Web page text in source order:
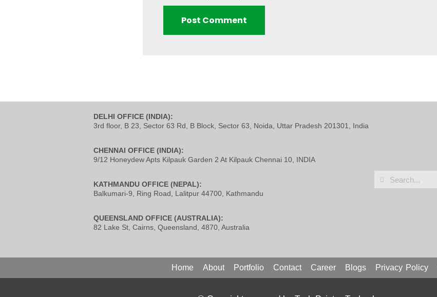
DELHI OFFICE (INDIA):
3rd floor, B 23, Sector 63 Rd, B Block, Sector 63, Noida, Uttar Pradesh 201301, India
CHENNAI OFFICE (INDIA):
9/12 Honeydew Apts Kilpauk Garden 2 At Kilpauk Chennai 10, INDIA
KATHMANDU OFFICE (NEPAL):
Balkumari-9, Ring Road, Lalitpur 44700, Kathmandu
QUEENSLAND OFFICE (AUSTRALIA):
82 Lake St, Cairns, Queensland, 4870, Australia
Home About Portfolio Contact Career Blogs Privacy Policy